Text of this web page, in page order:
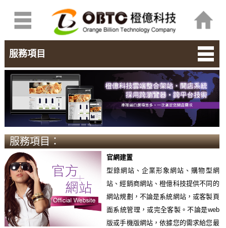
服務項目
服務項目：
官網建置
型錄網站、企業形象網站、購物型網
站、經銷商網站、橙億科技提供不同的
網站規劃，不論是系統網站，或客製頁
面系統管理，或完全客製。不論是web
版或手機版網站，依據您的需求給您最